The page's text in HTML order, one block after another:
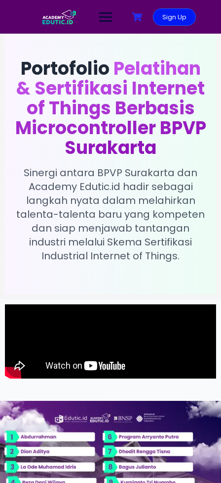
Sign Up
Portofolio Pelatihan
& Sertifikasi Internet
of Things Berbasis
Microcontroller BPVP
Surakarta
Sinergi antara BPVP Surakarta dan
Academy Edutic.id hadir sebagai
langkah nyata dalam melahirkan
talenta-talenta baru yang kompeten
dan siap menjawab tantangan
industri melalui Skema Sertifikasi
Industrial Internet of Things.